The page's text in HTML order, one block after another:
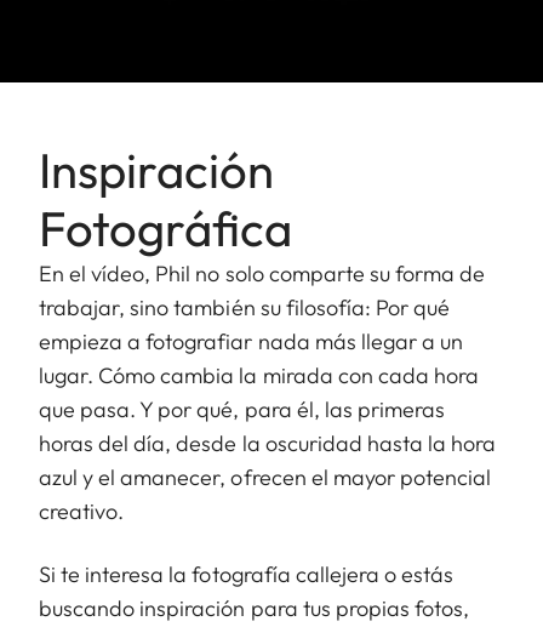
Inspiración
Fotográfica
En el vídeo, Phil no solo comparte su forma de
trabajar, sino también su filosofía: Por qué
empieza a fotografiar nada más llegar a un
lugar. Cómo cambia la mirada con cada hora
que pasa. Y por qué, para él, las primeras
horas del día, desde la oscuridad hasta la hora
azul y el amanecer, ofrecen el mayor potencial
creativo.
Si te interesa la fotografía callejera o estás
buscando inspiración para tus propias fotos,